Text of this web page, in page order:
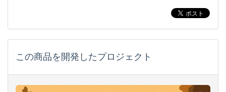
この商品を開発したプロジェクト